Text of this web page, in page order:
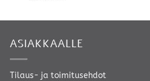
ASIAKKAALLE
Tilaus- ja toimitusehdot